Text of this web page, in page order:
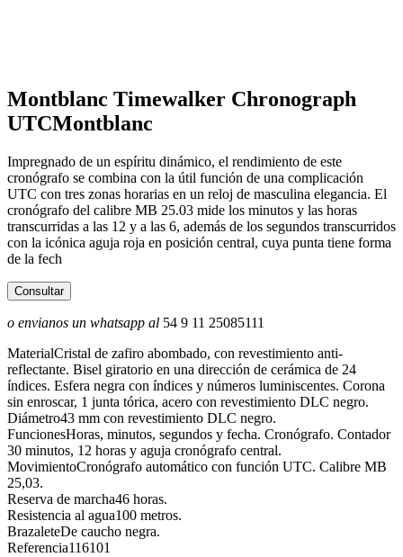
Montblanc Timewalker Chronograph
UTCMontblanc
Impregnado de un espíritu dinámico, el rendimiento de este
cronógrafo se combina con la útil función de una complicación
UTC con tres zonas horarias en un reloj de masculina elegancia. El
cronógrafo del calibre MB 25.03 mide los minutos y las horas
transcurridas a las 12 y a las 6, además de los segundos transcurridos
con la icónica aguja roja en posición central, cuya punta tiene forma
de la fech
Consultar
o envianos un whatsapp al 54 9 11 25085111
MaterialCristal de zafiro abombado, con revestimiento anti-
reflectante. Bisel giratorio en una dirección de cerámica de 24
índices. Esfera negra con índices y números luminiscentes. Corona
sin enroscar, 1 junta tórica, acero con revestimiento DLC negro.
Diámetro43 mm con revestimiento DLC negro.
FuncionesHoras, minutos, segundos y fecha. Cronógrafo. Contador
30 minutos, 12 horas y aguja cronógrafo central.
MovimientoCronógrafo automático con función UTC. Calibre MB
25,03.
Reserva de marcha46 horas.
Resistencia al agua100 metros.
BrazaleteDe caucho negra.
Referencia116101